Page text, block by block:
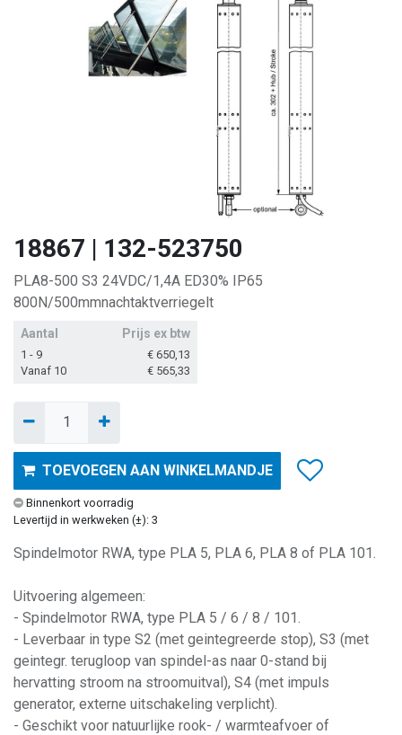
18867 | 132-523750
PLA8-500 S3 24VDC/1,4A ED30% IP65
800N/500mmnachtaktverriegelt
Aantal Prijs ex btw
1 - 9 € 650,13
Vanaf 10
€ 565,33
TOEVOEGEN AAN WINKELMANDJE
Binnenkort voorradig
Levertijd in werkweken (±): 3
Spindelmotor RWA, type PLA 5, PLA 6, PLA 8 of PLA 101.
Uitvoering algemeen:
- Spindelmotor RWA, type PLA 5 / 6 / 8 / 101.
- Leverbaar in type S2 (met geintegreerde stop), S3 (met
geintegr. terugloop van spindel-as naar 0-stand bij
hervatting stroom na stroomuitval), S4 (met impuls
generator, externe uitschakeling verplicht).
- Geschikt voor natuurlijke rook- / warmteafvoer of